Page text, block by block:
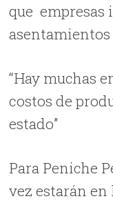
que empresas
“Hay muchas
costos de
estado”
Para Peniche
vez estarán en